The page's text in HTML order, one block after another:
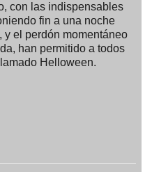
con las indispensables
fin a una noche
y el perdón momentáneo
han permitido a todos
Helloween.